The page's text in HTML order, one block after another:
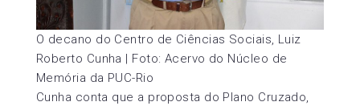
O decano do Centro de Ciências Sociais, Luiz
Roberto Cunha | Foto: Acervo do Núcleo de
Memória da PUC-Rio
Cunha conta que a proposta do Plano Cruzado,